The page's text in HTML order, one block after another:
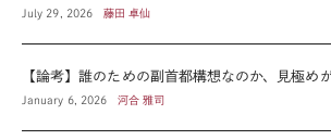
July 29, 2026 藤田 卓仙
【論考】誰のための副首都構想なのか、見極め
January 6, 2026 河合 雅司